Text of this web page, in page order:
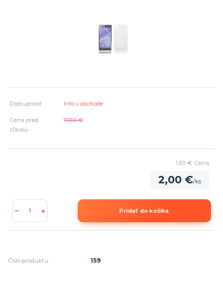
Dostupnosť Info v obchode
Cena pred
zľavou
7,00 €
2,00 €/ks
1,63 € Cena
Pridať do košíka
Číslo produktu: 159